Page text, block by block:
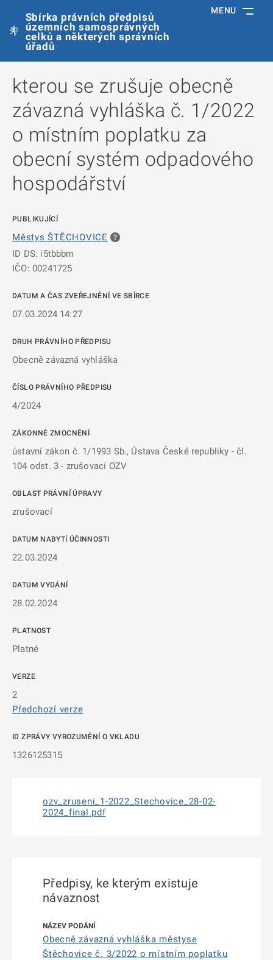
Sbírka právních předpisů
územních samosprávných
celků a některých správních
úřadů
MENU
kterou se zrušuje obecně
závazná vyhláška č. 1/2022
o místním poplatku za
obecní systém odpadového
hospodářství
PUBLIKUJÍCÍ
Městys ŠTĚCHOVICE
ID DS: i5tbbbm
IČO: 00241725
DATUM A ČAS ZVEŘEJNĚNÍ VE SBÍRCE
07.03.2024 14:27
DRUH PRÁVNÍHO PŘEDPISU
Obecně závazná vyhláška
ČÍSLO PRÁVNÍHO PŘEDPISU
4/2024
ZÁKONNÉ ZMOCNĚNÍ
ústavní zákon č. 1/1993 Sb., Ústava České republiky - čl.
104 odst. 3 - zrušovací OZV
OBLAST PRÁVNÍ ÚPRAVY
zrušovací
DATUM NABYTÍ ÚČINNOSTI
22.03.2024
DATUM VYDÁNÍ
28.02.2024
PLATNOST
Platné
VERZE
2
Předchozí verze
ID ZPRÁVY VYROZUMĚNÍ O VKLADU
1326125315
ozv_zruseni_1-2022_Stechovice_28-02-
2024_final.pdf
Předpisy, ke kterým existuje
návaznost
Obecně závazná vyhláška městyse
Štěchovice č. 3/2022 o místním poplatku